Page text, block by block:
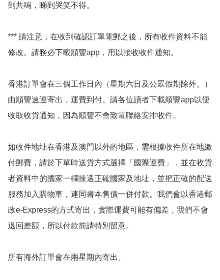
到共鳴，睇到哭笑不得。
*** 請注意，在收到確認訂單電郵之後，所有收件資料不能
修改。請務必下載順豐app，用以接收收件通知。
香港訂單會在三個工作日內（星期六日及公眾假期除外。）
由順豐速運寄出，運費到付。請各位讀者下載順豐app以便
收取收貨通知，因為順豐不會致電聯絡安排收件。
如收件地址在香港及澳門以外的地區，需根據收件所在地繳
付郵費，請於下單時送貨方式選擇「國際運費」，並在收貨
者資料中的國家一欄揀選正確國家及地址，並把正確的配送
服務加入購物車，連同書本售價一併付款。我們會以香港郵
政e-Express的方式寄出，實際運費可能有偏差，我們不會
退回差額，所以付款前請特別留意。
所有海外訂單會在兩星期內寄出。